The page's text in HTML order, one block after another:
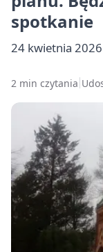
spotkanie
24 kwietnia 2026
2 min czytania